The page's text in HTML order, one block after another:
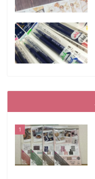
1